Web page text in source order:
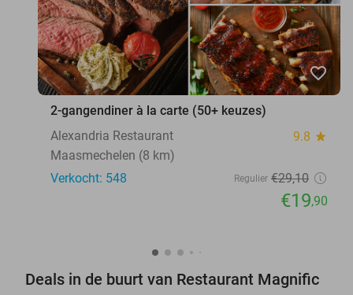
favorite_border
2-gangendiner à la carte (50+ keuzes)
Alexandria Restaurant
9.8 star
Maasmechelen (8 km)
Verkocht: 548
Regulier €29,10
€19,90
Deals in de buurt van Restaurant Magnific